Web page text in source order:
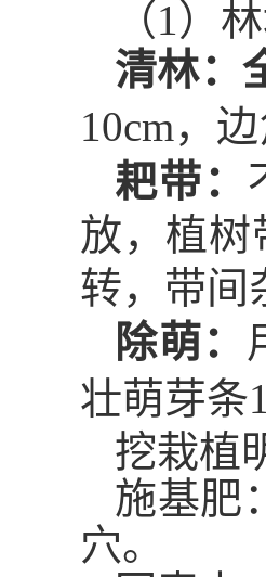
（1）
清林：
10cm，
耙带：
放，植树
转，带间
除萌：
壮萌芽条1
挖栽植
施基肥
穴。